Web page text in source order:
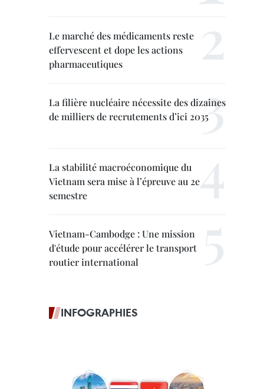
Le marché des médicaments reste
effervescent et dope les actions
pharmaceutiques
La filière nucléaire nécessite des dizaines
de milliers de recrutements d’ici 2035
La stabilité macroéconomique du
Vietnam sera mise à l’épreuve au 2e
semestre
Vietnam-Cambodge : Une mission
d'étude pour accélérer le transport
routier international
INFOGRAPHIES